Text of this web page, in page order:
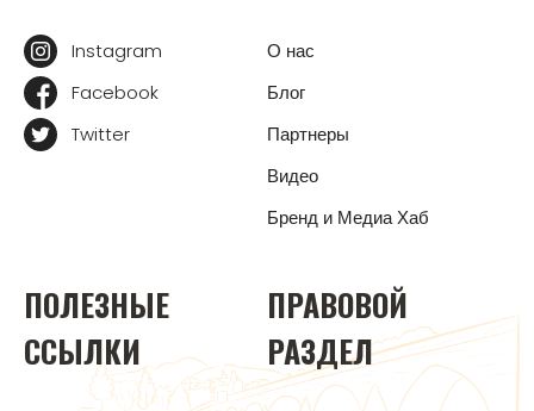
Instagram
Facebook
Twitter
О нас
Блог
Партнеры
Видео
Бренд и Медиа Хаб
ПОЛЕЗНЫЕ
ССЫЛКИ
ПРАВОВОЙ
РАЗДЕЛ